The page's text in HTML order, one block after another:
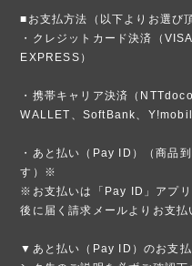
■お支払方法（以下よりお選び
・クレジットカード決済（
EXPRESS）
・携帯キャリア決済（
WALLET、SoftBank、
・あと払い（Pay ID）（商品
す）※
※お支払いは「Pay ID」アプ
後に届く請求メールよりお支払
▼あと払い（Pay ID）のお支